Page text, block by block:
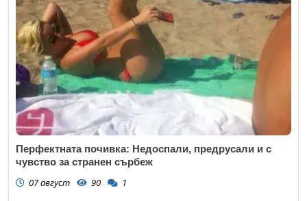
Перфектната почивка: Недоспали, предрусали и с
чувство за странен сърбеж
07 август 90 1